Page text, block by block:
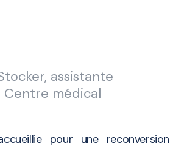
assistante
Centre médical
pour une reconversion